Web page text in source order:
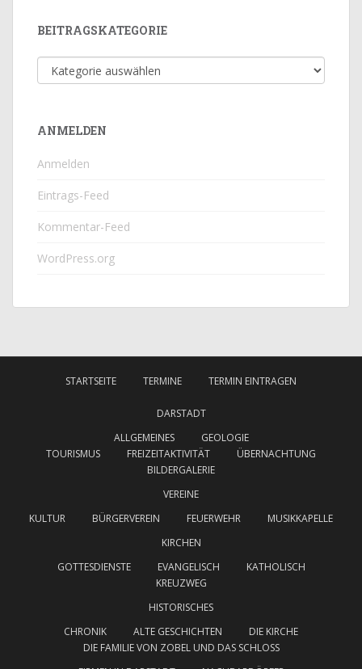
BEITRAGSKATEGORIE
Beitragskategorie
ANMELDEN
Anmelden
Eintrags-Feed
Kommentar-Feed
WordPress.org
STARTSEITE TERMINE TERMIN EINTRAGEN
DARSTADT
ALLGEMEINES
GEOLOGIE
TOURISMUS
FREIZEITAKTIVITÄT
ÜBERNACHTUNG
BILDERGALERIE
VEREINE
KULTUR
BÜRGERVEREIN FEUERWEHR
MUSIKKAPELLE
KIRCHEN
GOTTESDIENSTE
EVANGELISCH
KATHOLISCH
KREUZWEG
HISTORISCHES
CHRONIK
ALTE GESCHICHTEN
DIE KIRCHE
DIE FAMILIE VON ZOBEL UND DAS SCHLOSS